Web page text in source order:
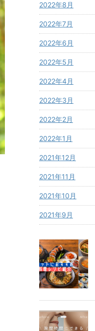
2022年8月
2022年7月
2022年6月
2022年5月
2022年4月
2022年3月
2022年2月
2022年1月
2021年12月
2021年11月
2021年10月
2021年9月